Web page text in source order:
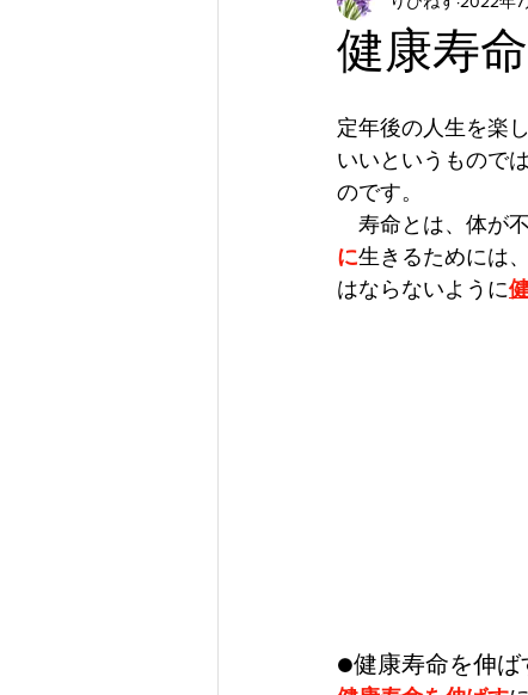
健康寿
定年後の人生を楽
いいというもので
のです。
寿命とは、体が
に生きるためには、
はならないように
●健康寿命を伸ば